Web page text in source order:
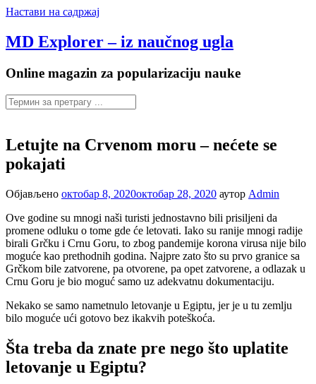
Настави на садржај
MD Explorer – iz naučnog ugla
Online magazin za popularizaciju nauke
Letujte na Crvenom moru – nećete se
pokajati
Објављено октобар 8, 2020октобар 28, 2020 аутор Admin
Ove godine su mnogi naši turisti jednostavno bili prisiljeni da
promene odluku o tome gde će letovati. Iako su ranije mnogi radije
birali Grčku i Crnu Goru, to zbog pandemije korona virusa nije bilo
moguće kao prethodnih godina. Najpre zato što su prvo granice sa
Grčkom bile zatvorene, pa otvorene, pa opet zatvorene, a odlazak u
Crnu Goru je bio moguć samo uz adekvatnu dokumentaciju.
Nekako se samo nametnulo letovanje u Egiptu, jer je u tu zemlju
bilo moguće ući gotovo bez ikakvih poteškoća.
Šta treba da znate pre nego što uplatite
letovanje u Egiptu?